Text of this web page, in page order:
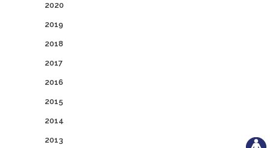
2020
2019
2018
2017
2016
2015
2014
2013